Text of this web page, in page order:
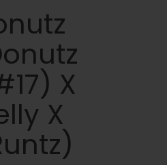
X
X